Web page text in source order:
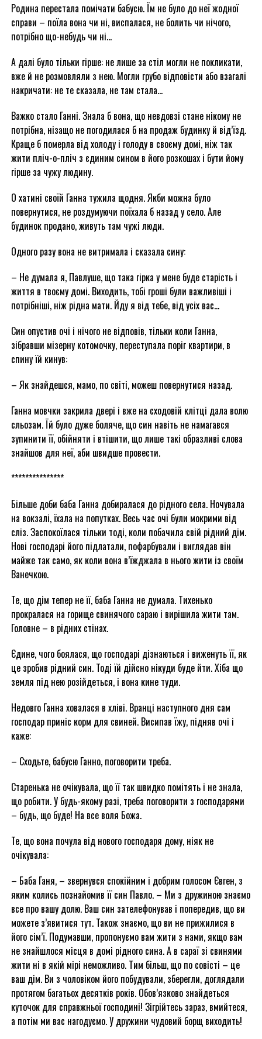
Родина перестала помічати бабусю. Їм не було до неї жодної
справи – поїла вона чи ні, виспалася, не болить чи нічого,
потрібно що-небудь чи ні…
А далі було тільки гірше: не лише за стіл могли не покликати,
вже й не розмовляли з нею. Могли грубо відповісти або взагалі
накричати: не те сказала, не там стала…
Важко стало Ганні. Знала б вона, що невдовзі стане нікому не
потрібна, нізащо не погодилася б на продаж будинку й від’їзд.
Краще б померла від холоду і голоду в своєму домі, ніж так
жити пліч-о-пліч з єдиним сином в його розкошах і бути йому
гірше за чужу людину.
О хатині своїй Ганна тужила щодня. Якби можна було
повернутися, не роздумуючи поїхала б назад у село. Але
будинок продано, живуть там чужі люди.
Одного разу вона не витримала і сказала сину:
– Не думала я, Павлуше, що така гірка у мене буде старість і
життя в твоєму домі. Виходить, тобі гроші були важливіші і
потрібніші, ніж рідна мати. Йду я від тебе, від усіх вас…
Син опустив очі і нічого не відповів, тільки коли Ганна,
зібравши мізерну котомочку, переступала поріг квартири, в
спину їй кинув:
– Як знайдешся, мамо, по світі, можеш повернутися назад.
Ганна мовчки закрила двері і вже на сходовій клітці дала волю
сльозам. Їй було дуже боляче, що син навіть не намагався
зупинити її, обійняти і втішити, що лише такі образливі слова
знайшов для неї, аби швидше провести.
***************
Більше доби баба Ганна добиралася до рідного села. Ночувала
на вокзалі, їхала на попутках. Весь час очі були мокрими від
сліз. Заспокоїлася тільки тоді, коли побачила свій рідний дім.
Нові господарі його підлатали, пофарбували і виглядав він
майже так само, як коли вона в’їжджала в нього жити із своїм
Ванечкою.
Те, що дім тепер не її, баба Ганна не думала. Тихенько
прокралася на горище свинячого сараю і вирішила жити там.
Головне – в рідних стінах.
Єдине, чого боялася, що господарі дізнаються і виженуть її, як
це зробив рідний син. Тоді їй дійсно нікуди буде йти. Хіба що
земля під нею розійдеться, і вона кине туди.
Недовго Ганна ховалася в хліві. Вранці наступного дня сам
господар приніс корм для свиней. Висипав їжу, підняв очі і
каже:
– Сходьте, бабусю Ганно, поговорити треба.
Старенька не очікувала, що її так швидко помітять і не знала,
що робити. У будь-якому разі, треба поговорити з господарями
– будь, що буде! На все воля Божа.
Те, що вона почула від нового господаря дому, ніяк не
очікувала:
– Баба Ганя, – звернувся спокійним і добрим голосом Євген, з
яким колись познайомив її син Павло. – Ми з дружиною знаємо
все про вашу долю. Ваш син зателефонував і попередив, що ви
можете з’явитися тут. Також знаємо, що ви не прижилися в
його сім’ї. Подумавши, пропонуємо вам жити з нами, якщо вам
не знайшлося місця в домі рідного сина. А в сараї зі свинями
жити ні в якій мірі неможливо. Тим більш, що по совісті – це
ваш дім. Ви з чоловіком його побудували, зберегли, доглядали
протягом багатьох десятків років. Обов’язково знайдеться
куточок для справжньої господині! Зігрійтесь зараз, вмийтеся,
а потім ми вас нагодуємо. У дружини чудовий борщ виходить!